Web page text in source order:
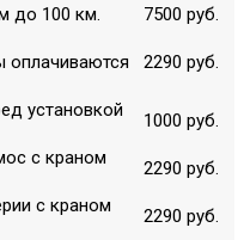
до 100 км.
7500 руб.
оплачиваются
2290 руб.
установкой
1000 руб.
с краном
2290 руб.
с краном
2290 руб.